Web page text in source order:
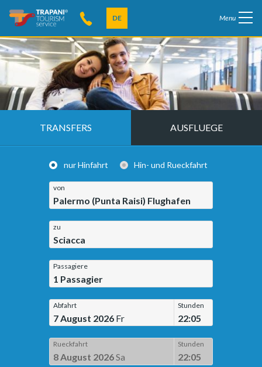
DE Menu
TRANSFERS AUSFLUEGE
nur Hinfahrt Hin- und Rueckfahrt
von
Palermo (Punta Raisi) Flughafen
zu
Sciacca
Passagiere
1 Passagier
Abfahrt
7 August 2026 Fr
Stunden
22:05
Rueckfahrt
8 August 2026Sa
Stunden
22:05